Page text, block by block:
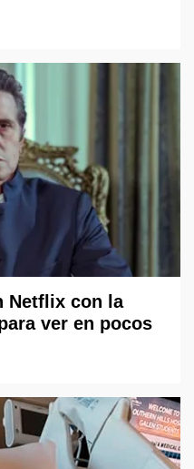
Netflix con la
ver en pocos